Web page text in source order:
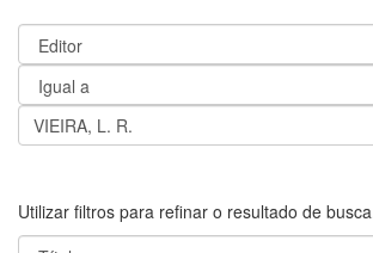
Utilizar filtros para refinar o resultado de